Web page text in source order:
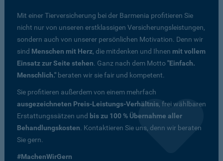
Mit einer Tierversicherung bei der Barmenia profitieren Sie
nicht nur von unseren erstklassigen Versicherungsleistungen,
sondern auch von unserer persönlichen Motivation. Denn wir
sind Menschen mit Herz, die mitdenken und Ihnen mit vollem
Einsatz zur Seite stehen. Ganz nach dem Motto"Einfach.
Menschlich." beraten wir sie fair und kompetent.
Sie profitieren außerdem von einem mehrfach
ausgezeichneten Preis-Leistungs-Verhältnis, frei wählbaren
Erstattungssätzen und bis zu 100 % Übernahme aller
Behandlungskosten. Kontaktieren Sie uns, denn wir beraten
Sie gern.
#MachenWirGern